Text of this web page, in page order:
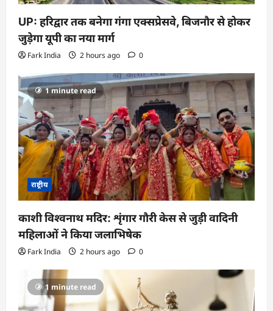
UP: हरिद्वार तक बनेगा गंगा एक्सप्रेसवे, बिजनौर से होकर
जुड़ेगा यूपी का नया मार्ग
Fark India 2 hours ago 0
1 minute read
राष्ट्रीय
काशी विश्वनाथ मदिर: शृंगार गौरी केस से जुड़ी वादिनी
महिलाओं ने किया जलाभिषेक
Fark India 2 hours ago 0
1 minute read